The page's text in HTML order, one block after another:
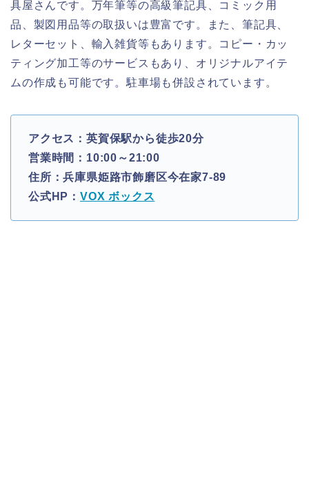
具屋さんです。万年筆等の高級筆記具、コミック用
品、製図用品等の取扱いは豊富です。また、筆記具、
レターセット、輸入雑貨等もあります。コピー・カッ
ティング加工等のサービスもあり、オリジナルアイテ
ムの作成も可能です。駐車場も併設されています。
アクセス：英賀保駅から徒歩20分
営業時間：10:00～21:00
住所：兵庫県姫路市飾磨区今在家7-89
公式HP： VOX ボックス